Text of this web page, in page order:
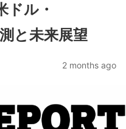
ル・
と未来展望
2 months ago